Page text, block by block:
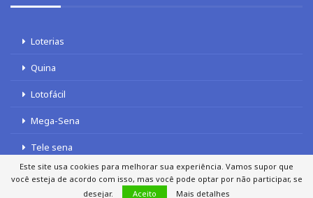
Loterias
Quina
Lotofácil
Mega-Sena
Tele sena
Este site usa cookies para melhorar sua experiência. Vamos supor que
você esteja de acordo com isso, mas você pode optar por não participar, se
desejar.
Aceito Mais detalhes